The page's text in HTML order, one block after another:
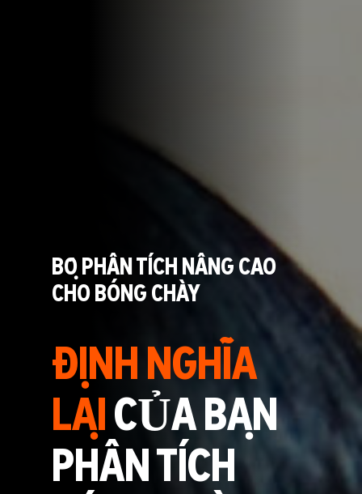
BỘ PHÂN TÍCH NÂNG CAO
CHO BÓNG CHÀY
ĐỊNH NGHĨA
LẠI CỦA BẠN
PHÂN TÍCH